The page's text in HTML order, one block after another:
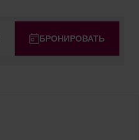
БРОНИРОВАТЬ